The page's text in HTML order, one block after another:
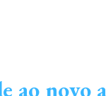
ao novo